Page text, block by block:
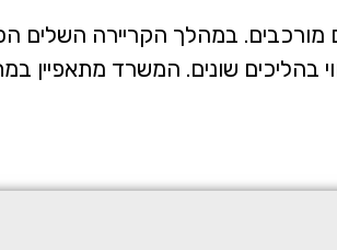
במהלך הקריירה השלים
בהליכים שונים. המשרד מתאפיין